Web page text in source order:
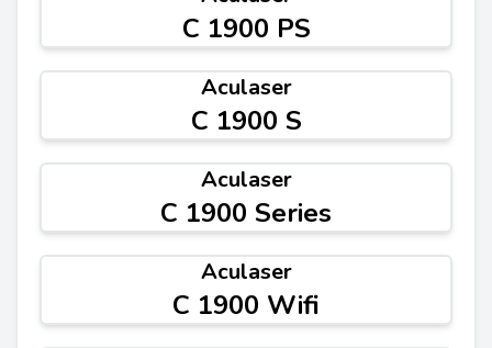
C 1900 PS
Aculaser
C 1900 S
Aculaser
C 1900 Series
Aculaser
C 1900 Wifi